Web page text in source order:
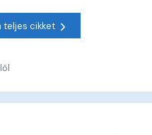
teljes cikket